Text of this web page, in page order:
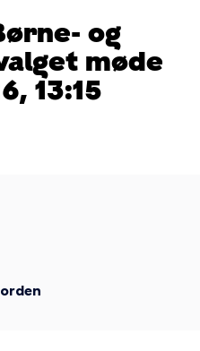
og
møde
13:15